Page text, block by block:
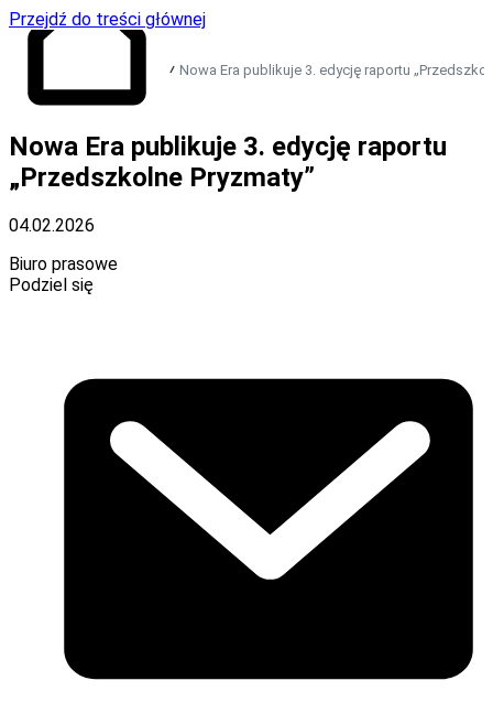
Przejdź do treści głównej
Przejdź do strony
głównej
Nowa Era publikuje 3. edycję raportu
Nowa Era publikuje 3. edycję raportu
„Przedszkolne Pryzmaty”
04.02.2026
Biuro prasowe
Podziel się